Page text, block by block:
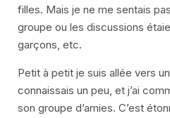
filles. Mais je ne me sentais
groupe ou les discussions
garçons, etc.
Petit à petit je suis allée vers
connaissais un peu, et j’ai
son groupe d’amies. C’est